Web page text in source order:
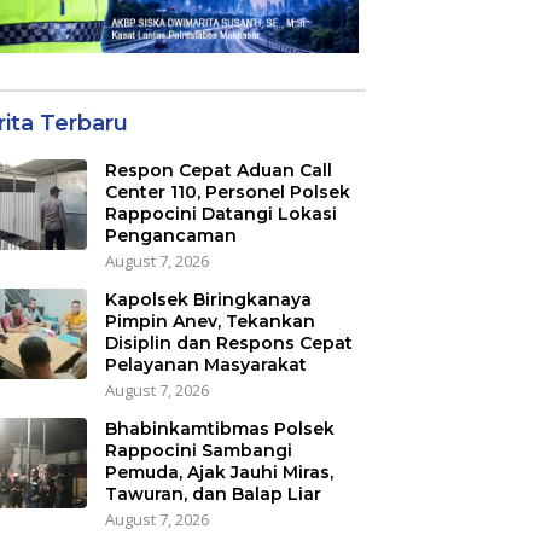
Terbaru
Respon Cepat Aduan Call
Center 110, Personel Polsek
Rappocini Datangi Lokasi
Pengancaman
August 7, 2026
Kapolsek Biringkanaya
Pimpin Anev, Tekankan
Disiplin dan Respons Cepat
Pelayanan Masyarakat
August 7, 2026
Bhabinkamtibmas Polsek
Rappocini Sambangi
Pemuda, Ajak Jauhi Miras,
Tawuran, dan Balap Liar
August 7, 2026